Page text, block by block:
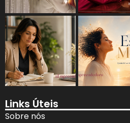
Links Úteis
Sobre nós